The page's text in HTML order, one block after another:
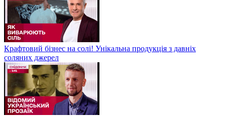
Крафтовий бізнес на солі! Унікальна продукція з давніх
соляних джерел